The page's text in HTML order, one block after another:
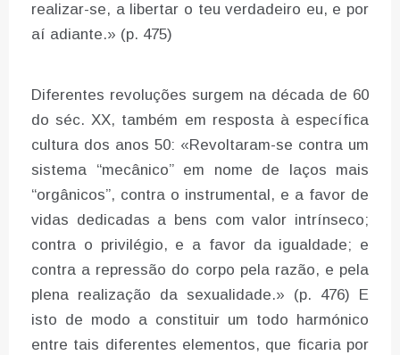
realizar-se, a libertar o teu verdadeiro eu, e por
aí adiante.» (p. 475)
Diferentes revoluções surgem na década de 60
do séc. XX, também em resposta à específica
cultura dos anos 50: «Revoltaram-se contra um
sistema “mecânico” em nome de laços mais
“orgânicos”, contra o instrumental, e a favor de
vidas dedicadas a bens com valor intrínseco;
contra o privilégio, e a favor da igualdade; e
contra a repressão do corpo pela razão, e pela
plena realização da sexualidade.» (p. 476) E
isto de modo a constituir um todo harmónico
entre tais diferentes elementos, que ficaria por